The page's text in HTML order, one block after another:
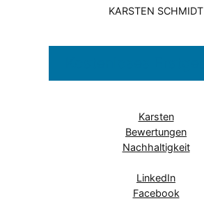
KARSTEN SCHMIDT
Karsten
Bewertungen
Nachhaltigkeit
LinkedIn
Facebook